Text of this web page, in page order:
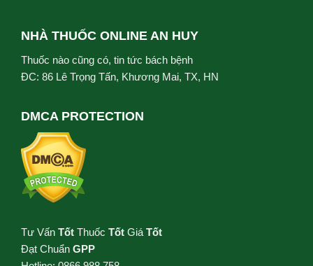
NHÀ THUỐC ONLINE AN HUY
Thuốc nào cũng có, tin tức bách bệnh
ĐC: 86 Lê Trọng Tấn, Khương Mai, TX, HN
DMCA PROTECTION
Tư Vấn Tốt Thuốc Tốt Giá Tốt
Đạt Chuẩn GPP